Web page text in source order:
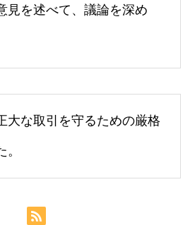
見を述べて、議論を深め
大な取引を守るための厳格